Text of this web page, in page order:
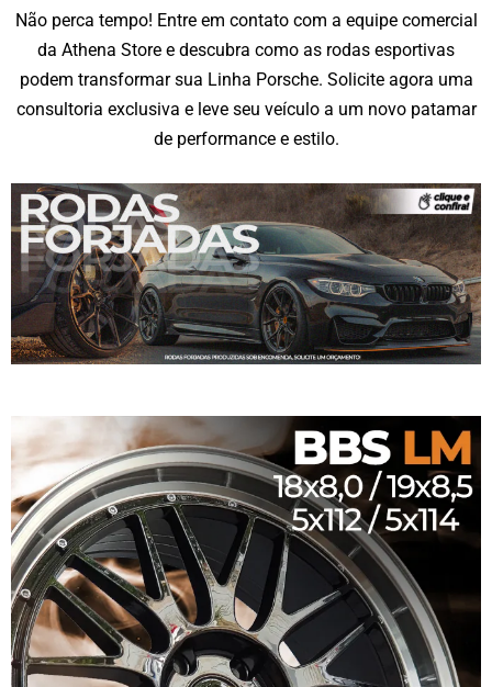
Não perca tempo! Entre em contato com a equipe comercial
da Athena Store e descubra como as rodas esportivas
podem transformar sua Linha Porsche. Solicite agora uma
consultoria exclusiva e leve seu veículo a um novo patamar
de performance e estilo.